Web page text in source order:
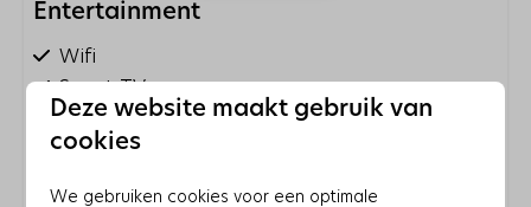
Entertainment
Wifi
Smart TV
Wassen en drogen
Droogrek
Deze website maakt gebruik van
cookies
We gebruiken cookies voor een optimale